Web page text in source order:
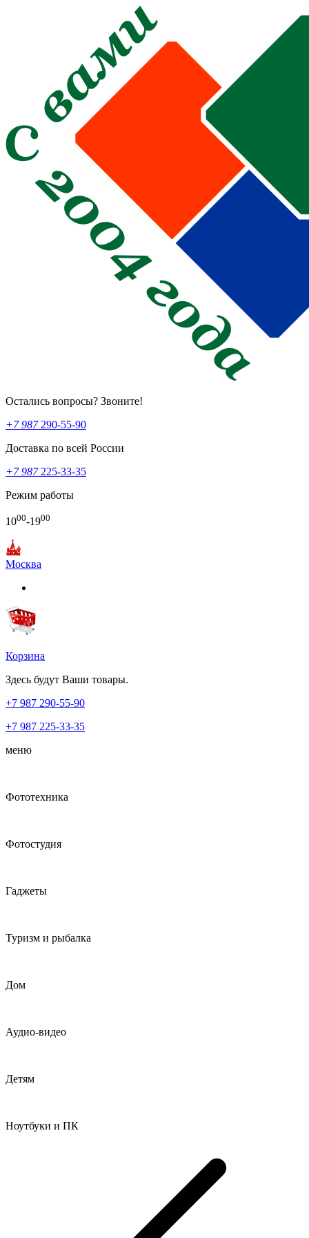
Остались вопросы? Звоните!
+7 987290-55-90
Доставка по всей России
+7 987225-33-35
Режим работы
1000-1900
Москва
Корзина
Здесь будут Ваши товары.
+7 987 290-55-90
+7 987 225-33-35
меню
Фототехника
Фотостудия
Гаджеты
Туризм и рыбалка
Дом
Аудио-видео
Детям
Ноутбуки и ПК